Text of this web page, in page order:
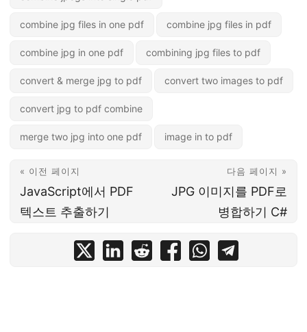
combine jpg files in one pdf combine jpg files in pdf
combine jpg in one pdf combining jpg files to pdf
convert & merge jpg to pdf convert two images to pdf
convert jpg to pdf combine
merge two jpg into one pdf image in to pdf
« 이전 페이지
JavaScript에서 PDF
텍스트 추출하기
다음 페이지 »
JPG 이미지를 PDF로
병합하기 C#